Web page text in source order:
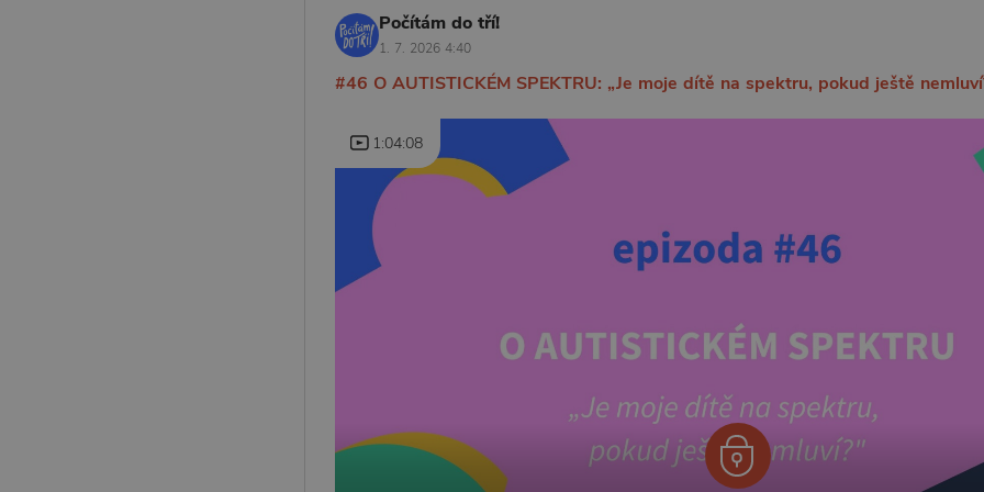
Počítám do tří!
1. 7. 2026 4:40
#46 O AUTISTICKÉM SPEKTRU: „Je moje dítě na spektru, pokud ještě
1:04:08